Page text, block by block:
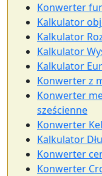
Konwerter
Kalkulator
Kalkulator
Kalkulator
Kalkulator
Konwerter z
Konwerter
sześcienne
Konwerter
Kalkulator
Konwerter
Konwerter